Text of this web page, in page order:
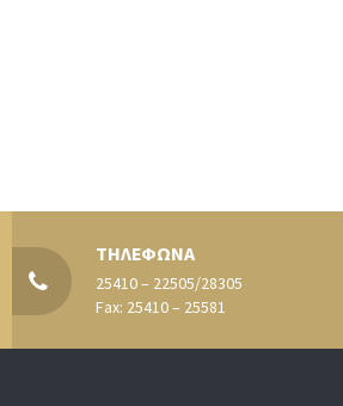
ΤΗΛΕΦΩΝΑ
25410 – 22505/28305
Fax: 25410 – 25581